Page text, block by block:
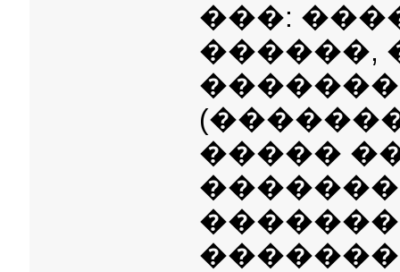
���:
������,
�����